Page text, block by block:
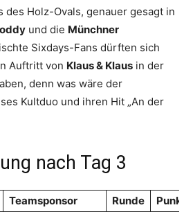
des Holz-Ovals, genauer gesagt in
und die Münchner
Sixdays-Fans dürften sich
Auftritt von Klaus & Klaus in der
denn was wäre der
Kultduo und ihren Hit „An der
nach Tag 3
Teamsponsor Runde Punkte